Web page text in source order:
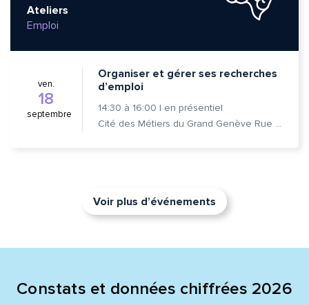
Ateliers
Emploi
ven.
18
septembre
Organiser et gérer ses recherches
d’emploi
14:30 à 16:00 | en présentiel
Cité des Métiers du Grand Genève Rue Prévost-Martin 6 1205 Genève
Voir plus d’événements
Constats et données chiffrées 2026